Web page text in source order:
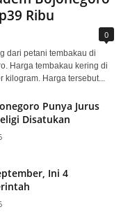
Ribu
0
dari petani tembakau di
Harga tembakau kering di
Harga tersebut...
Punya Jurus
Disatukan
Ini 4